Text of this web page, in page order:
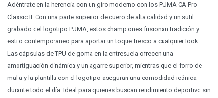
Adéntrate en la herencia con un giro moderno con los PUMA CA Pro
Classic II. Con una parte superior de cuero de alta calidad y un sutil
grabado del logotipo PUMA, estos championes fusionan tradición y
estilo contemporáneo para aportar un toque fresco a cualquier look.
Las cápsulas de TPU de goma en la entresuela ofrecen una
amortiguación dinámica y un agarre superior, mientras que el forro de
malla y la plantilla con el logotipo aseguran una comodidad icónica
durante todo el día. Ideal para quienes buscan rendimiento deportivo sin